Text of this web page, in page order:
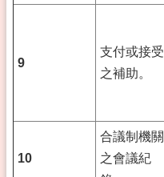
9
支付或接受
之補助。
10
合議制機關
之會議紀